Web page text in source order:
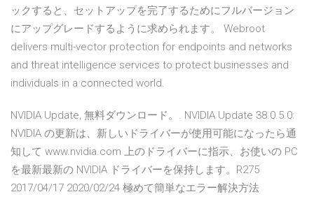
ックすると、セットアップを完了するためにフルバージョン
にアップグレードするように求められます。 Webroot
delivers multi-vector protection for endpoints and networks
and threat intelligence services to protect businesses and
individuals in a connected world.
NVIDIA Update, 無料ダウンロード。. NVIDIA Update 38.0.5.0:
NVIDIA の更新は、新しいドライバーが使用可能になったら通
知して www.nvidia.com 上のドライバーに指示、お使いの PC
を最新最新の NVIDIA ドライバーを保持します。R275
2017/04/17 2020/02/24 極めて簡単なエラー解決方法